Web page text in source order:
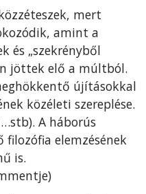
mert
amint a
és „szekrényből
jöttek elő a múltból.
újításokkal
közéleti szereplése.
A háborús
filozófia elemzésének
is.